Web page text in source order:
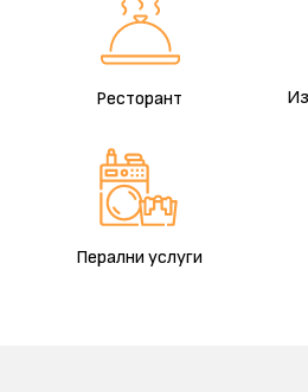
Ресторант
Перални услуги